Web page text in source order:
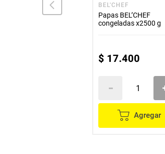
PATACHIN largo
BEL'CHEF
Papas BEL’CHEF
congeladas x2500 g
$ 17.400
Agregar